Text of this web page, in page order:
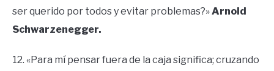
ser querido por todos y evitar problemas?»Arnold
Schwarzenegger.
12. «Para mí pensar fuera de la caja significa; cruzando